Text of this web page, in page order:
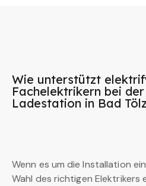
Wie unterstützt
Fachelektrikern bei
Ladestation in Bad
Wenn es um die Installation
Wahl des richtigen Elektrikers